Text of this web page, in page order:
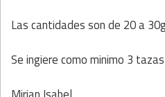
Las cantidades son de 20 a
Se ingiere como minimo 3